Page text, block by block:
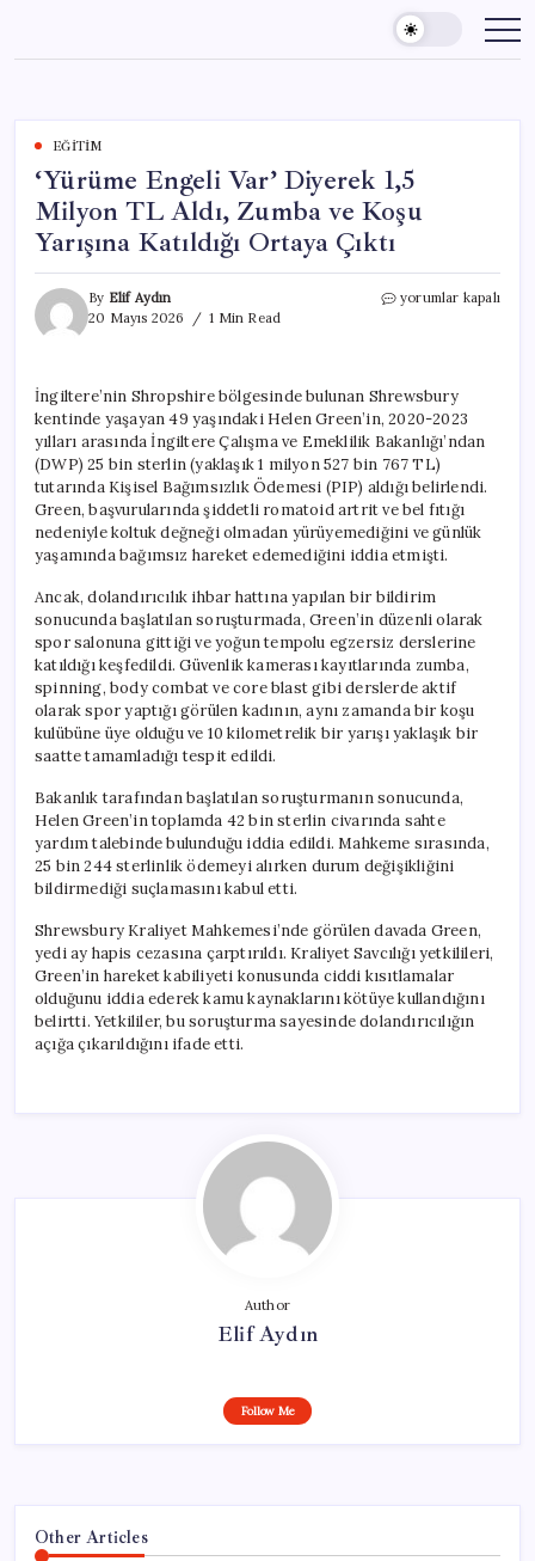
content
EĞITIM
‘Yürüme Engeli Var’ Diyerek 1,5
Milyon TL Aldı, Zumba ve Koşu
Yarışına Katıldığı Ortaya Çıktı
By Elif Aydın
20 Mayıs 2026
1 Min Read
‘Yürüme
Milyon
TL
Aldı,
Zumba
ve
Koşu
Yarışına
Katıldığı
Ortaya
için
yorumlar kapalı
İngiltere’nin Shropshire bölgesinde bulunan Shrewsbury
kentinde yaşayan 49 yaşındaki Helen Green’in, 2020-2023
yılları arasında İngiltere Çalışma ve Emeklilik Bakanlığı’ndan
(DWP) 25 bin sterlin (yaklaşık 1 milyon 527 bin 767 TL)
tutarında Kişisel Bağımsızlık Ödemesi (PIP) aldığı belirlendi.
Green, başvurularında şiddetli romatoid artrit ve bel fıtığı
nedeniyle koltuk değneği olmadan yürüyemediğini ve günlük
yaşamında bağımsız hareket edemediğini iddia etmişti.
Ancak, dolandırıcılık ihbar hattına yapılan bir bildirim
sonucunda başlatılan soruşturmada, Green’in düzenli olarak
spor salonuna gittiği ve yoğun tempolu egzersiz derslerine
katıldığı keşfedildi. Güvenlik kamerası kayıtlarında zumba,
spinning, body combat ve core blast gibi derslerde aktif
olarak spor yaptığı görülen kadının, aynı zamanda bir koşu
kulübüne üye olduğu ve 10 kilometrelik bir yarışı yaklaşık bir
saatte tamamladığı tespit edildi.
Bakanlık tarafından başlatılan soruşturmanın sonucunda,
Helen Green’in toplamda 42 bin sterlin civarında sahte
yardım talebinde bulunduğu iddia edildi. Mahkeme sırasında,
25 bin 244 sterlinlik ödemeyi alırken durum değişikliğini
bildirmediği suçlamasını kabul etti.
Shrewsbury Kraliyet Mahkemesi’nde görülen davada Green,
yedi ay hapis cezasına çarptırıldı. Kraliyet Savcılığı yetkilileri,
Green’in hareket kabiliyeti konusunda ciddi kısıtlamalar
olduğunu iddia ederek kamu kaynaklarını kötüye kullandığını
belirtti. Yetkililer, bu soruşturma sayesinde dolandırıcılığın
açığa çıkarıldığını ifade etti.
Author
Elif Aydın
Follow Me
Other Articles